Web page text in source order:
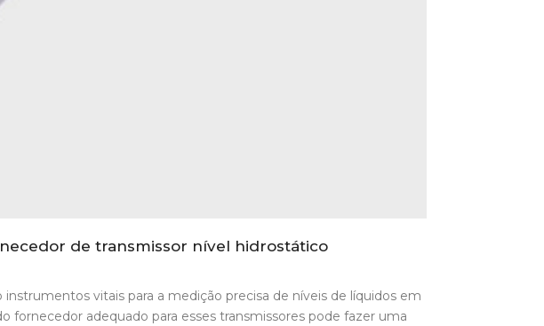
de transmissor nível hidrostático
vitais para a medição precisa de níveis de líquidos em
fornecedor adequado para esses transmissores pode fazer uma